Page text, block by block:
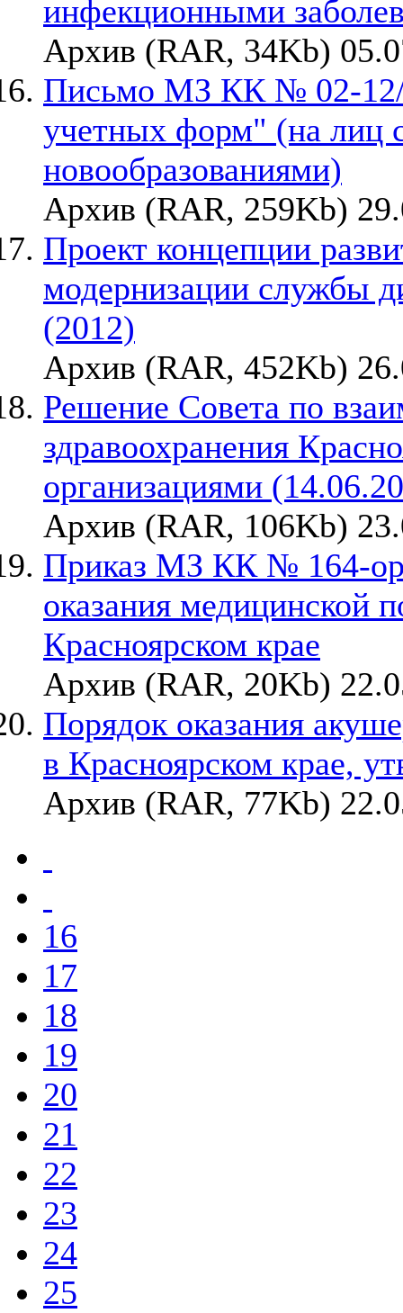
инфекционными
Архив (RAR, 34Kb)
Письмо МЗ КК № 02-12/
учетных форм" (на лиц
новообразованиями)
Архив (RAR, 259Kb)
Проект концепции
модернизации службы
(2012)
Архив (RAR, 452Kb)
Решение Совета по
здравоохранения
организациями
Архив (RAR, 106Kb)
Приказ МЗ КК № 164-
оказания
Красноярском крае
Архив (RAR, 20Kb)
Порядок оказания
в Красноярском крае,
Архив (RAR, 77Kb)
16
17
18
19
20
21
22
23
24
25